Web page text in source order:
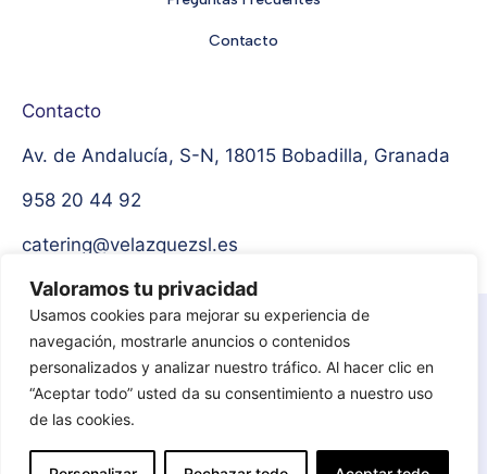
Valoramos tu privacidad
Usamos cookies para mejorar su experiencia de
navegación, mostrarle anuncios o contenidos
personalizados y analizar nuestro tráfico. Al hacer clic en
“Aceptar todo” usted da su consentimiento a nuestro uso
de las cookies.
Contacto
Contacto
Av. de Andalucía, S-N, 18015 Bobadilla, Granada
958 20 44 92
catering@velazquezsl.es
Aviso Legal Política de privacidad
Protección de datos
© 2024 Catering Velázquez. Todos los derechos